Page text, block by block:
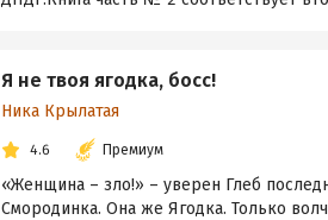
Я не твоя ягодка, босс!
Ника Крылатая
4.6 Премиум
«Женщина – зло!» – уверен Глеб
Смородинка. Она же Ягодка. Только